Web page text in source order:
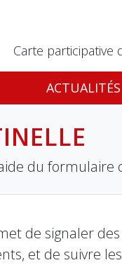
Carte participative
ACTUALITÉS
du formulaire
de signaler
et de suivre